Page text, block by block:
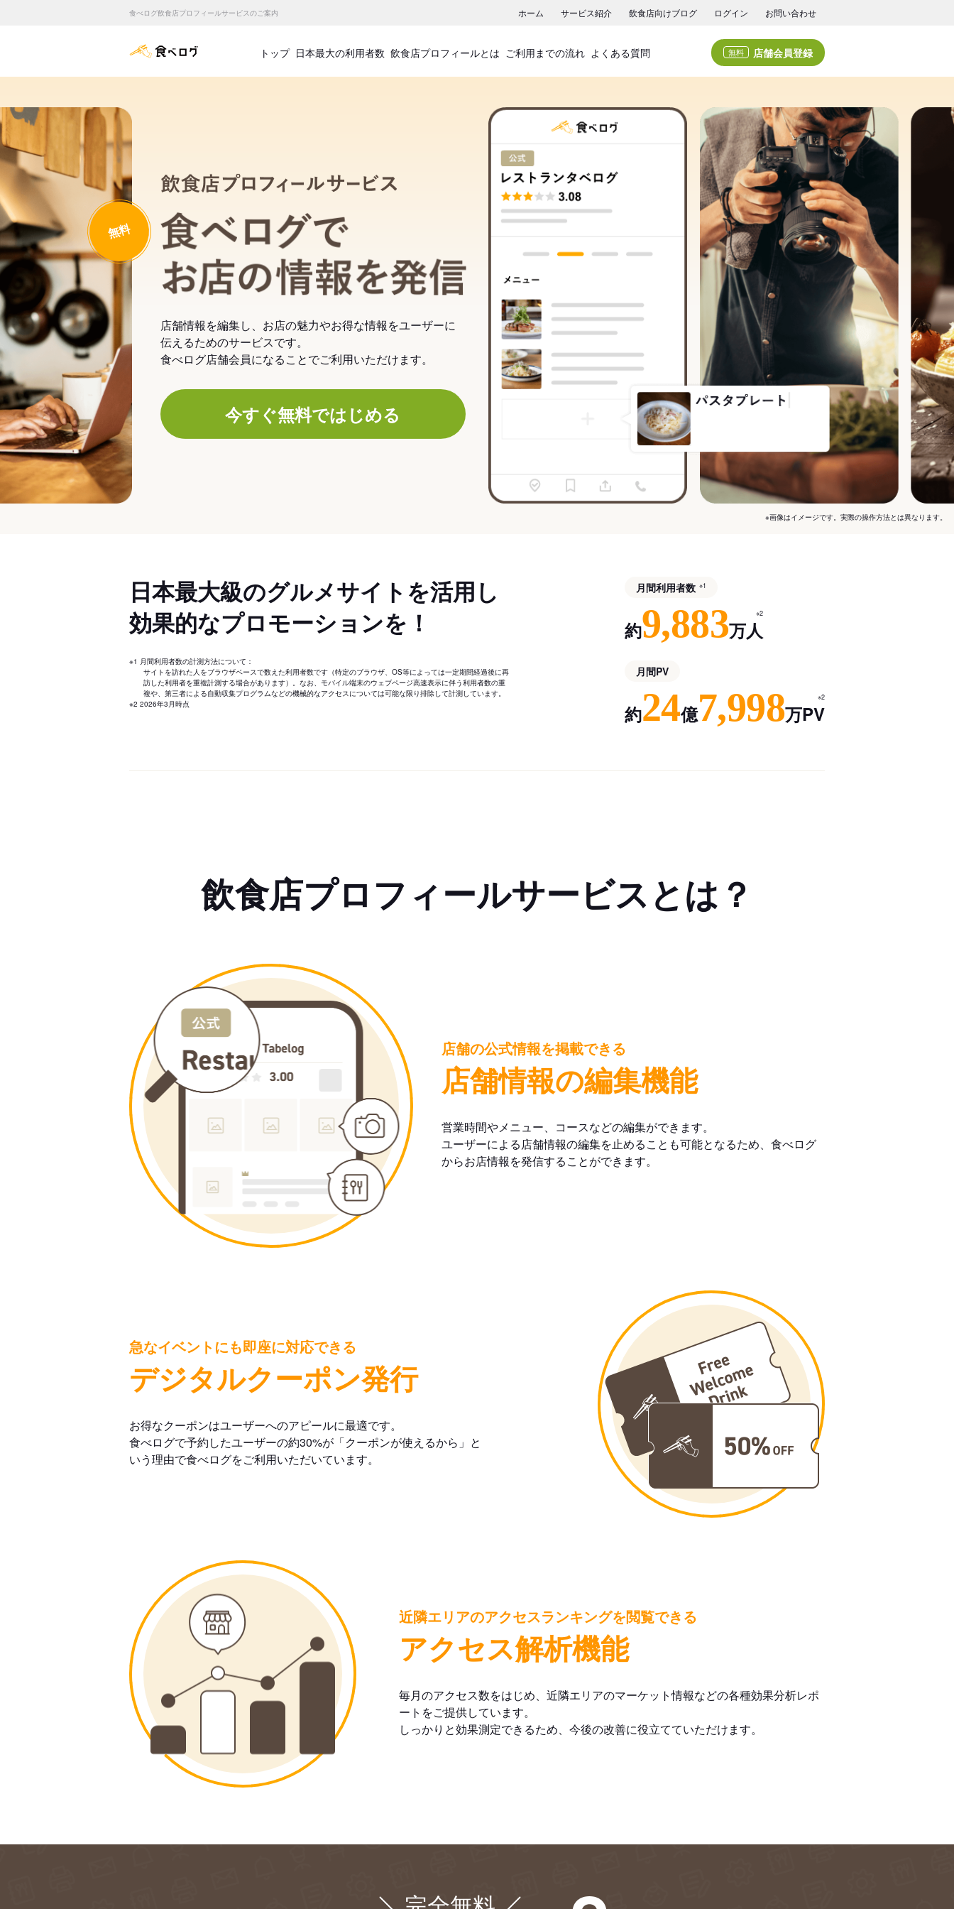
食べログ飲食店プロフィールサービスのご案内 ホーム サービス紹介 飲食店向けブログ ログイン お問い合わせ
食べログ店舗管理画面
トップ 日本最大の利用者数 飲食店プロフィールとは ご利用までの流れ よくある質問 無料 店舗会員登録
飲食店プロフィールサービス
食べログでお店の情報を発信
無料
店舗情報を編集し、お店の魅力やお得な情報をユーザーに
伝えるためのサービスです。
食べログ店舗会員になることでご利用いただけます。
今すぐ無料ではじめる
※画像はイメージです。実際の操作方法とは異なります。
日本最大級のグルメサイトを活用し
効果的なプロモーションを！
※1 月間利用者数の計測方法について：
サイトを訪れた人をブラウザベースで数えた利用者数です（特定のブラウザ、OS等によっては一定期間経過後に再
訪した利用者を重複計測する場合があります）。なお、モバイル端末のウェブページ高速表示に伴う利用者数の重
複や、第三者による自動収集プログラムなどの機械的なアクセスについては可能な限り排除して計測しています。
※2 2026年3月時点
月間利用者数 ※1
約9,883万人
※2
月間PV
約24億7,998万PV
※2
飲食店プロフィールサービスとは？
店舗の公式情報を掲載できる
店舗情報の編集機能
営業時間やメニュー、コースなどの編集ができます。
ユーザーによる店舗情報の編集を止めることも可能となるため、食べログ
からお店情報を発信することができます。
急なイベントにも即座に対応できる
デジタルクーポン発行
お得なクーポンはユーザーへのアピールに最適です。
食べログで予約したユーザーの約30%が「クーポンが使えるから」と
いう理由で食べログをご利用いただいています。
近隣エリアのアクセスランキングを閲覧できる
アクセス解析機能
毎月のアクセス数をはじめ、近隣エリアのマーケット情報などの各種効果分析レポ
ートをご提供しています。
しっかりと効果測定できるため、今後の改善に役立てていただけます。